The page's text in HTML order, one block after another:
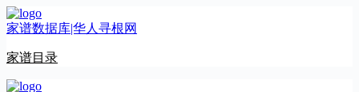
跳
至
容
家谱数据库|华人寻根网
家谱目录